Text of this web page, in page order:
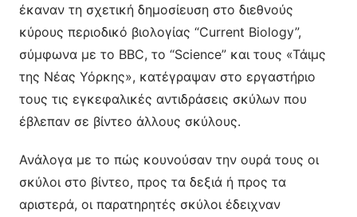
έκαναν τη σχετική δημοσίευση στο διεθνούς
κύρους περιοδικό βιολογίας “Current Biology”,
σύμφωνα με το BBC, το “Science” και τους «Τάιμς
της Νέας Υόρκης», κατέγραψαν στο εργαστήριο
τους τις εγκεφαλικές αντιδράσεις σκύλων που
έβλεπαν σε βίντεο άλλους σκύλους.
Ανάλογα με το πώς κουνούσαν την ουρά τους οι
σκύλοι στο βίντεο, προς τα δεξιά ή προς τα
αριστερά, οι παρατηρητές σκύλοι έδειχναν